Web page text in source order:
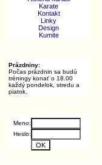
Karate
Kontakt
Linky
Design
Kumite
Prázdniny:
Počas prázdnin sa budú
tréningy konať o 18.00
každý pondelok, stredu a
piatok.
Meno:
Heslo: